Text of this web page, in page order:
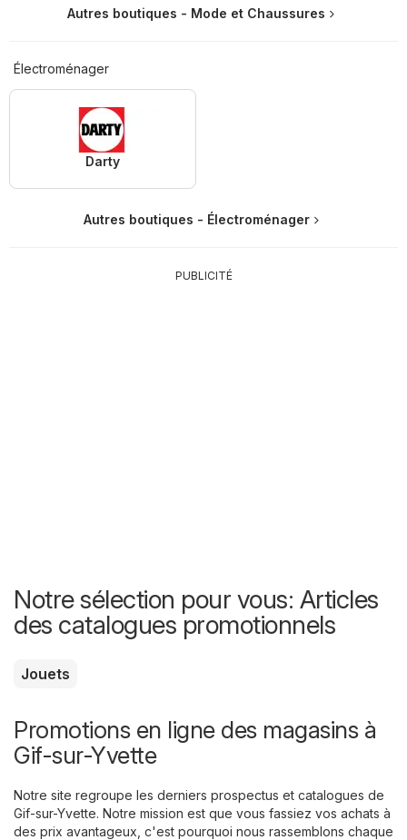
Autres boutiques - Mode et Chaussures
Électroménager
Darty
Autres boutiques - Électroménager
PUBLICITÉ
Notre sélection pour vous: Articles
des catalogues promotionnels
Jouets
Promotions en ligne des magasins à
Gif-sur-Yvette
Notre site regroupe les derniers prospectus et catalogues de
Gif-sur-Yvette. Notre mission est que vous fassiez vos achats à
des prix avantageux, c'est pourquoi nous rassemblons chaque